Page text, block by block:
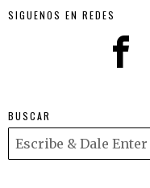
SIGUENOS EN REDES
BUSCAR